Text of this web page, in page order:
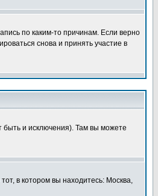
по каким-то причинам. Если верно
снова и принять участие в
быть и исключения). Там вы можете
в котором вы находитесь: Москва,